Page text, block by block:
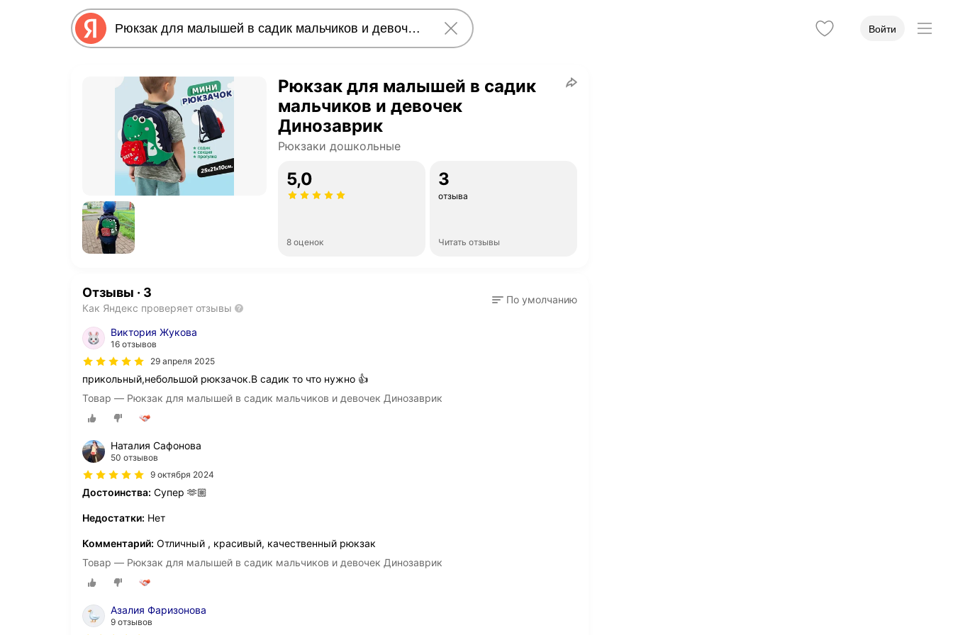
Войти
Рюкзак для малышей в садик
мальчиков и девочек
Динозаврик
Рюкзаки дошкольные
5,0
8 оценок
3
отзыва
Читать отзывы
Отзывы · 3
Как Яндекс проверяет отзывы
По умолчанию
Виктория Жукова
16 отзывов
29 апреля 2025
прикольный,небольшой рюкзачок.В садик то что нужно 👍
Товар — Рюкзак для малышей в садик мальчиков и девочек Динозаврик
Наталия Сафонова
50 отзывов
9 октября 2024
Достоинства: Супер 🫶🏼
Недостатки: Нет
Комментарий: Отличный , красивый, качественный рюкзак
Товар — Рюкзак для малышей в садик мальчиков и девочек Динозаврик
Азалия Фаризонова
9 отзывов